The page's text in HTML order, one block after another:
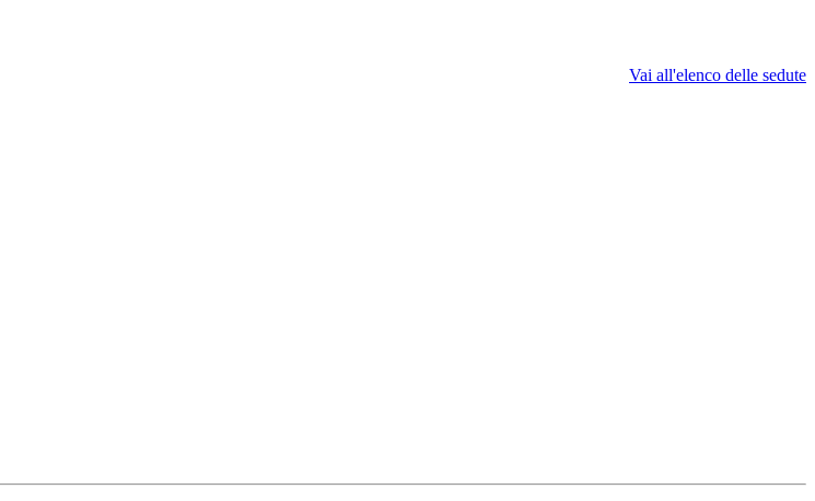
Vai all'elenco delle sedute